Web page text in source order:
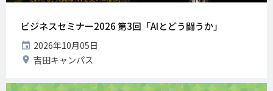
ビジネスセミナー2026 第3回「AIとどう闘うか」
開
催
日
2026年10月05日
開
地
吉田キャンパス